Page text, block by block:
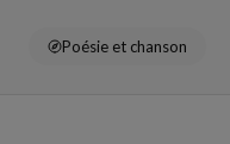
Poésie et chanson